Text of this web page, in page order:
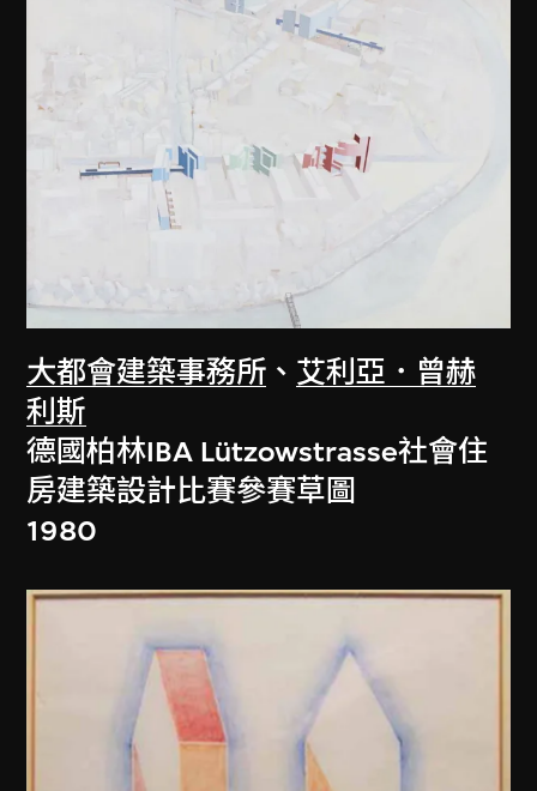
大都會建築事務所 、 艾利亞．曾赫
利斯
德國柏林IBA Lützowstrasse社會住
房建築設計比賽參賽草圖
1980